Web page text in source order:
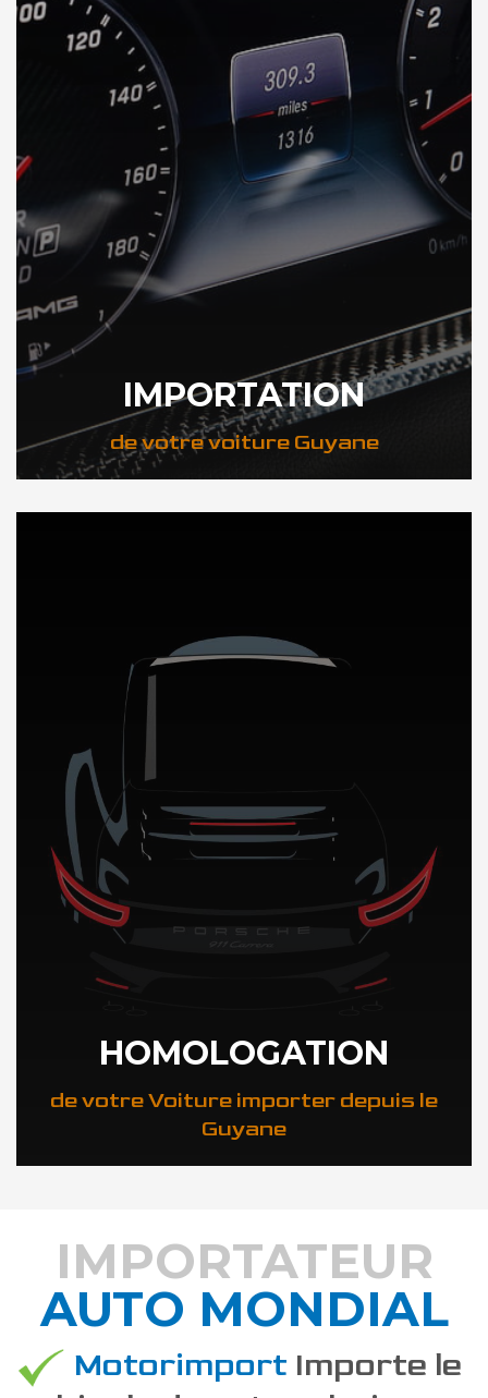
IMPORTATION
de votre voiture Guyane
DÉCOUVREZ NOTRE IMPORTATION AUTO en Guyane
HOMOLOGATION
de votre Voiture importer depuis le
Guyane
DÉCOUVREZ COMMENT
IMPORTATEUR
AUTO MONDIAL
Motorimport Importe le